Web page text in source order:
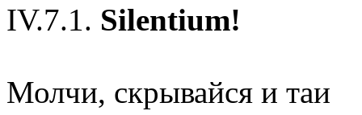
IV.7.1. Silentium!
Молчи, скрывайся и таи